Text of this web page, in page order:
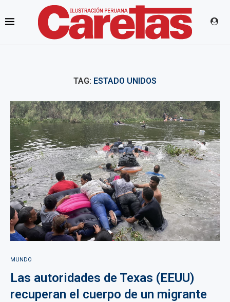
TAG: ESTADO UNIDOS
MUNDO
Las autoridades de Texas (EEUU)
recuperan el cuerpo de un migrante